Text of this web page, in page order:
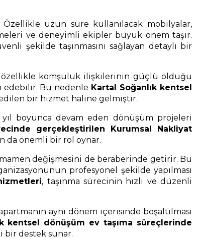
uzun süre kullanılacak mobilyalar,
ve deneyimli ekipler büyük önem taşır.
şekilde taşınmasını sağlayan detaylı bir
özellikle komşuluk ilişkilerinin güçlü olduğu
edebilir. Bu nedenle Kartal Soğanlık kentsel
edilen bir hizmet haline gelmiştir.
boyunca devam eden dönüşüm projeleri
gerçekleştirilen Kurumsal Nakliyat
da önemli bir rol oynar.
değişmesini de beraberinde getirir. Bu
profesyonel şekilde yapılması
, taşınma sürecinin hızlı ve düzenli
aynı dönem içerisinde boşaltılması
kentsel dönüşüm ev taşıma süreçlerinde
bir destek sunar.